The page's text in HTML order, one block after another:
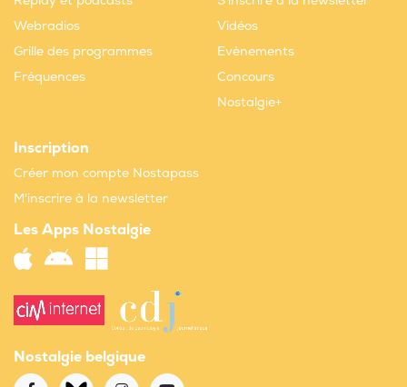
Webradios
Grille des programmes
Fréquences
Vidéos
Evènements
Concours
Nostalgie+
Inscription
Créer mon compte Nostapass
M'inscrire à la newsletter
Les Apps Nostalgie
Nostalgie belgique